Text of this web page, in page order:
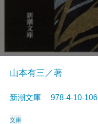
山本有三／著
新潮文庫 978-4-10-
文庫